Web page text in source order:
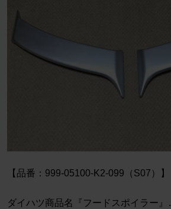
【品番：999-05100-K2-099（S07）】
ダイハツ商品名『フードスポイラー